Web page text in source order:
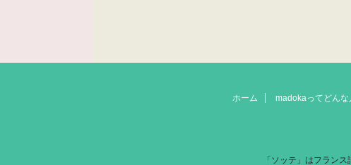
ホーム madokaってどんな
「ソッテ」はフラン